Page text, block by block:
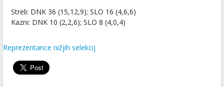
Streli: DNK 36 (15,12,9); SLO 16 (4,6,6)
Kazni: DNK 10 (2,2,6); SLO 8 (4,0,4)
Reprezentance nižjih selekcij